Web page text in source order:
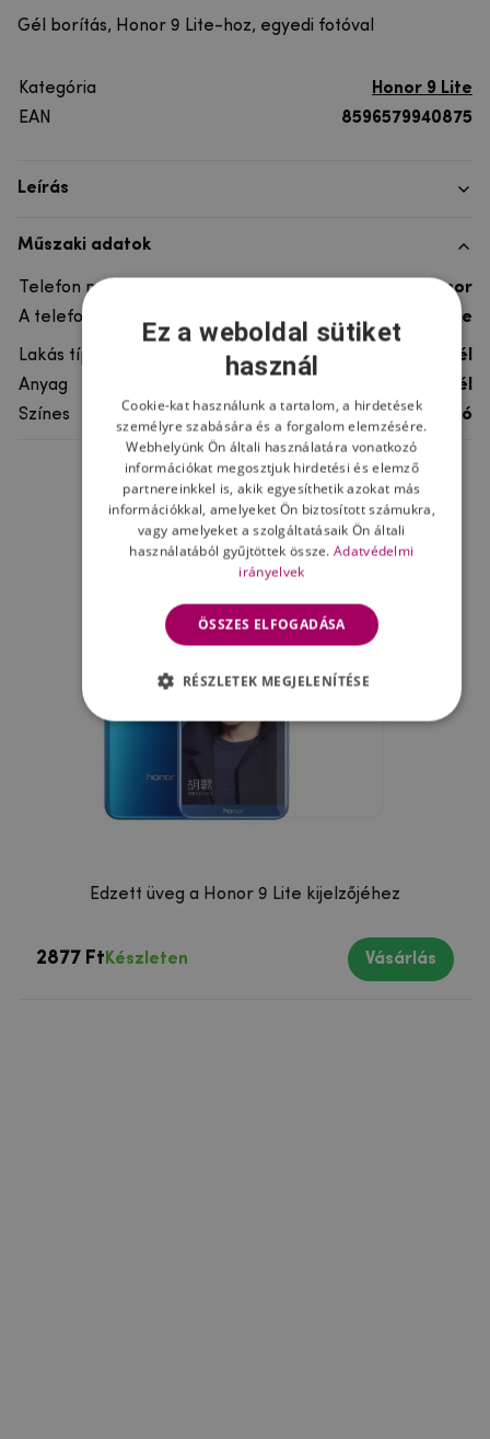
Gél borítás, Honor 9 Lite-hoz, egyedi fotóval
Kategória
Honor 9 Lite
EAN
8596579940875
Leírás
Műszaki adatok
Telefon márka
Honor
A telefonmodellhez
Honor 9 Lite
Lakás típusa
Gél
Anyag
rugalmas gél
Színes
átlátszó
Ne felejtsd el
Edzett üveg a Honor 9 Lite kijelzőjéhez
2877 Ft Készleten Vásárlás
Ez a weboldal sütiket
használ
Cookie-kat használunk a tartalom, a hirdetések
személyre szabására és a forgalom elemzésére.
Webhelyünk Ön általi használatára vonatkozó
információkat megosztjuk hirdetési és elemző
partnereinkkel is, akik egyesíthetik azokat más
információkkal, amelyeket Ön biztosított számukra,
vagy amelyeket a szolgáltatásaik Ön általi
használatából gyűjtöttek össze.Adatvédelmi
irányelvek
ÖSSZES ELFOGADÁSA
RÉSZLETEK MEGJELENÍTÉSE